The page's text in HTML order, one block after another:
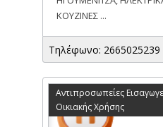
ΚΟΥΖΙΝΕΣ ...
Τηλέφωνο: 2665025239
Αντιπροσωπείες
Οικιακής Χρήσης